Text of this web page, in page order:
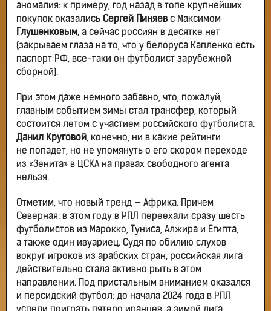
аномалия: к примеру, год назад в топе крупнейших
покупок оказались Сергей Пиняев с Максимом
Глушенковым, а сейчас россиян в десятке нет
(закрываем глаза на то, что у белоруса Капленко есть
паспорт РФ, все-таки он футболист зарубежной
сборной).
При этом даже немного забавно, что, пожалуй,
главным событием зимы стал трансфер, который
состоится летом с участием российского футболиста.
Данил Круговой, конечно, ни в какие рейтинги
не попадет, но не упомянуть о его скором переходе
из «Зенита» в ЦСКА на правах свободного агента
нельзя.
Отметим, что новый тренд — Африка. Причем
Северная: в этом году в РПЛ переехали сразу шесть
футболистов из Марокко, Туниса, Алжира и Египта,
а также один ивуариец. Судя по обилию слухов
вокруг игроков из арабских стран, российская лига
действительно стала активно рыть в этом
направлении. Под пристальным вниманием оказался
и персидский футбол: до начала 2024 года в РПЛ